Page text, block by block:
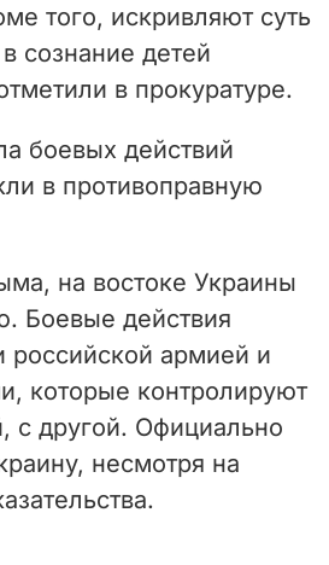
того, искривляют суть
сознание детей
в прокуратуре.
боевых действий
в противоправную
на востоке Украины
Боевые действия
армией и
которые контролируют
с другой. Официально
несмотря на